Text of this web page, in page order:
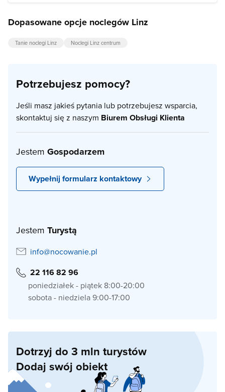
Dopasowane opcje noclegów Linz
Tanie noclegi Linz Noclegi Linz centrum
Potrzebujesz pomocy?
Jeśli masz jakieś pytania lub potrzebujesz wsparcia,
skontaktuj się z naszym Biurem Obsługi Klienta
Jestem Gospodarzem
Wypełnij formularz kontaktowy
Jestem Turystą
info@nocowanie.pl
22 116 82 96
poniedziałek - piątek 8:00-20:00
sobota - niedziela 9:00-17:00
Dotrzyj do 3 mln turystów
Dodaj swój obiekt